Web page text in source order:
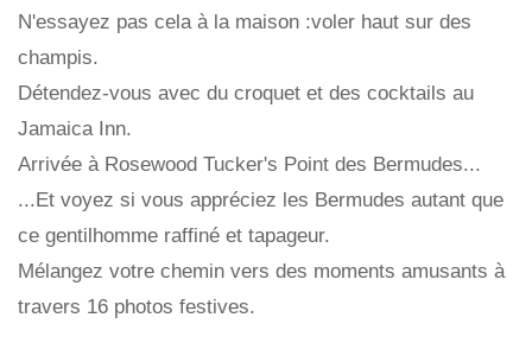
N'essayez pas cela à la maison :voler haut sur des
champis.
Détendez-vous avec du croquet et des cocktails au
Jamaica Inn.
Arrivée à Rosewood Tucker's Point des Bermudes...
...Et voyez si vous appréciez les Bermudes autant que
ce gentilhomme raffiné et tapageur.
Mélangez votre chemin vers des moments amusants à
travers 16 photos festives.